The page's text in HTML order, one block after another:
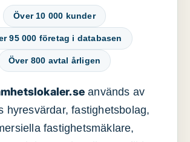
Över 10 000 kunder
95 000 företag i databasen
Över 800 avtal årligen
används av
hyresvärdar, fastighetsbolag,
fastighetsmäklare,